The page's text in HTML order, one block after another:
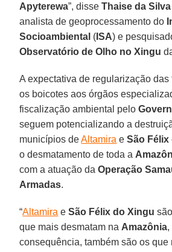
Apyterewa”, disse Thaise da
analista de geoprocessamento do
Socioambiental ( ISA) e
Observatório de Olho no Xingu
A expectativa de regularização
os boicotes aos órgãos
fiscalização ambiental pelo
seguem potencializando a
municípios deAltamira eSão Félix
o desmatamento de toda a
com a atuação daOperação
Armadas.
“Altamira eSão Félix do Xingu
que mais desmatam na Amazônia,
consequência, também são os